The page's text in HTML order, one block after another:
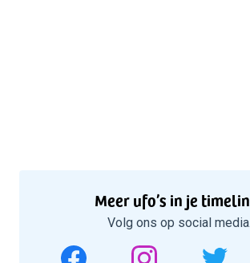
Meer ufo’s in je
Volg ons op social media.